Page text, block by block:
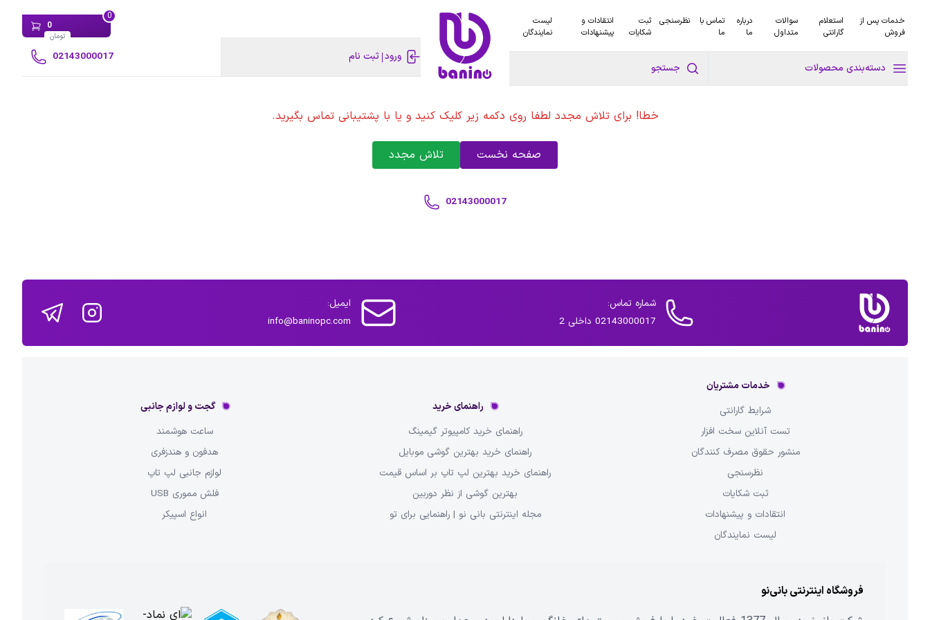
خدمات پس از
فروش
استعلام
گارانتی
سوالات
متداول
درباره
ما
تماس با
ما
نظرسنجی
ثبت
شکایات
انتقادات و
پیشنهادات
لیست
نمایندگان
دسته‌بندی محصولات جستجو
0
0
تومان
ورود ثبت نام 02143000017
خطا! برای تلاش مجدد لطفا روی دکمه زیر کلیک کنید و یا با پشتیبانی تماس بگیرید.
صفحه نخست تلاش مجدد
02143000017
شماره تماس:
02143000017 داخلی 2
ایمیل:
info@baninopc.com
خدمات مشتریان
شرایط گارانتی
تست آنلاین سخت افزار
منشور حقوق مصرف کنندگان
نظرسنجی
ثبت شکایات
انتقادات و پیشنهادات
لیست نمایندگان
راهنمای خرید
راهنمای خرید کامپیوتر گیمینگ
راهنمای خرید بهترین گوشی موبایل
راهنمای خرید بهترین لپ تاپ بر اساس قیمت
بهترین گوشی از نظر دوربین
مجله اینترنتی بانی نو | راهنمایی برای تو
گجت و لوازم جانبی
ساعت هوشمند
هدفون و هندزفری
لوازم جانبی لپ تاپ
فلش مموری USB
انواع اسپیکر
فروشگاه اینترنتی بانی‌نو